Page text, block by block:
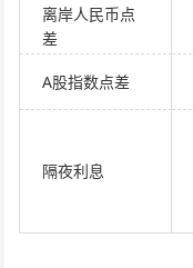
离岸人民币点
差
A股指数点差
隔夜利息